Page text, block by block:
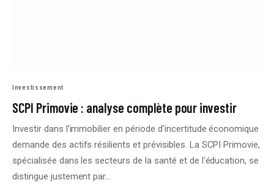
Investissement
SCPI Primovie : analyse complète pour investir
Investir dans l'immobilier en période d'incertitude économique
demande des actifs résilients et prévisibles. La SCPI Primovie,
spécialisée dans les secteurs de la santé et de l'éducation, se
distingue justement par…